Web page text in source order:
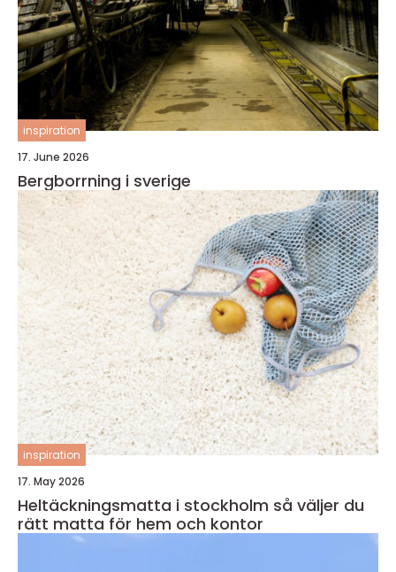
inspiration
17. June 2026
Bergborrning i sverige
inspiration
17. May 2026
Heltäckningsmatta i stockholm så väljer du
rätt matta för hem och kontor